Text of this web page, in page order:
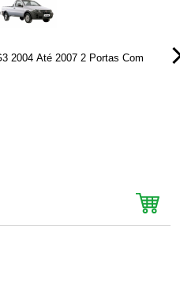
2004 Até 2007 2 Portas Com